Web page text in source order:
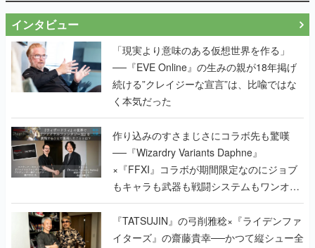
インタビュー
「現実より意味のある仮想世界を作る」
──『EVE Online』の生みの親が18年掲げ
続ける”クレイジーな宣言”は、比喩ではな
く本気だった
作り込みのすさまじさにコラボ先も驚嘆
──『Wizardry Variants Daphne』
×『FFXI』コラボが期間限定なのにジョブ
もキャラも武器も戦闘システムもワンオフ
で作り込まれた理由を両ディレクターに聞
く
『TATSUJIN』の弓削雅稔×『ライデンファ
イターズ』の齋藤貴幸──かつて縦シュー全